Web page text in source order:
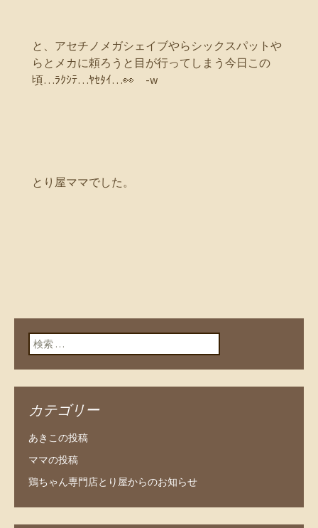
と、アセチノメガシェイブやらシックスパットや
らとメカに頼ろうと目が行ってしまう今日この
頃…ﾗｸｼﾃ…ﾔｾﾀｲ…👀 -w
とり屋ママでした。
検索:
カテゴリー
あきこの投稿
ママの投稿
鶏ちゃん専門店とり屋からのお知らせ